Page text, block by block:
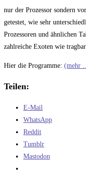
nur der Prozessor sondern
getestet, wie sehr
Prozessoren und ähnlichen
zahlreiche Exoten wie
Hier die Programme: (mehr
Teilen:
E-Mail
WhatsApp
Reddit
Tumblr
Mastodon